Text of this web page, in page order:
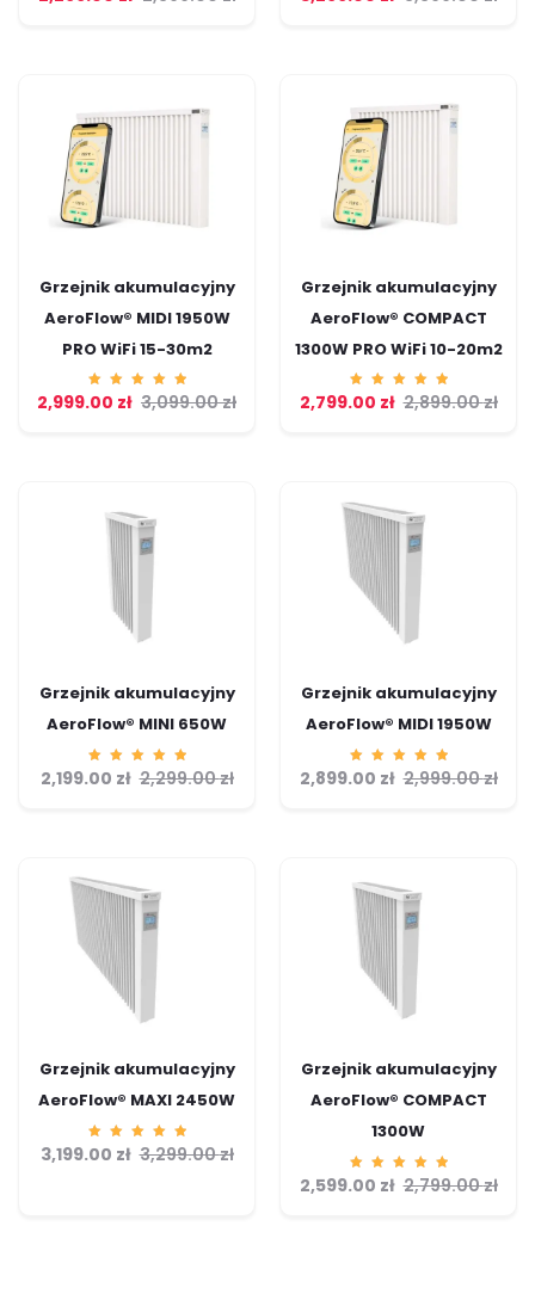
Grzejnik akumulacyjny
AeroFlow® MIDI 1950W
PRO WiFi 15-30m2
Ocenion
o3,099.00zł
2,999.00 zł
Grzejnik akumulacyjny
AeroFlow® COMPACT
1300W PRO WiFi 10-20m2
Ocenion
o2,899.00zł
2,799.00 zł
Grzejnik akumulacyjny
AeroFlow® MINI 650W
Ocenion
o2,299.00zł
2,199.00 zł
Grzejnik akumulacyjny
AeroFlow® MIDI 1950W
Ocenion
o2,999.00zł
2,899.00 zł
Grzejnik akumulacyjny
AeroFlow® MAXI 2450W
Ocenion
o3,299.00zł
3,199.00 zł
Grzejnik akumulacyjny
AeroFlow® COMPACT
1300W
Ocenion
o2,799.00zł
2,599.00 zł